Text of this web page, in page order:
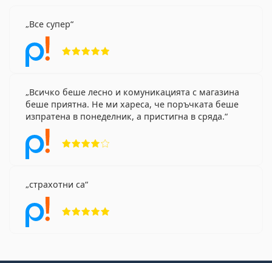
Все супер
Всичко беше лесно и комуникацията с магазина
беше приятна. Не ми хареса, че поръчката беше
изпратена в понеделник, а пристигна в сряда.
страхотни са